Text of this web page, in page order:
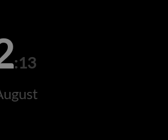
:13